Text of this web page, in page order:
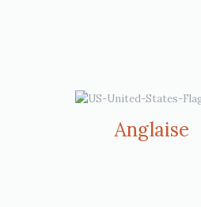
Anglaise